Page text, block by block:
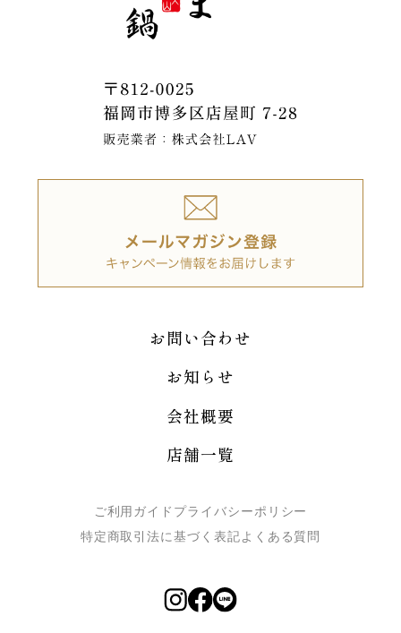
お問い合わせ
お知らせ
会社概要
店舗一覧
ご利用ガイド プライバシーポリシー
特定商取引法に基づく表記よくある質問